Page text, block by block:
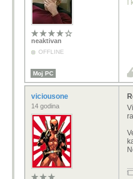
neaktivan
OFFLINE
Moj PC
viciousone
14 godina